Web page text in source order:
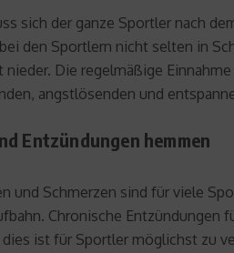
sich der ganze Sportler nach
den Sportlern nicht selten in
Die regelmäßige
angstlösenden und
Entzündungen hemmen
und Schmerzen sind für viele
Chronische Entzündungen
ist für Sportler möglichst zu